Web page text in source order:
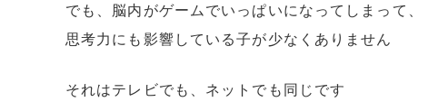
でも、脳内がゲームでいっぱいになってしまって、
思考力にも影響している子が少なくありません
それはテレビでも、ネットでも同じです